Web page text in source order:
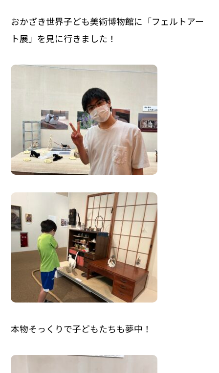
おかざき世界子ども美術博物館に「フェルトアー
ト展」を見に行きました！
本物そっくりで子どもたちも夢中！